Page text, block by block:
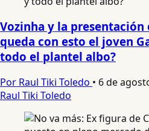
Vozinha y la presentación
queda con esto el joven
todo el plantel albo?
Por Raul Tiki Toledo • 6 de
Raul Tiki Toledo